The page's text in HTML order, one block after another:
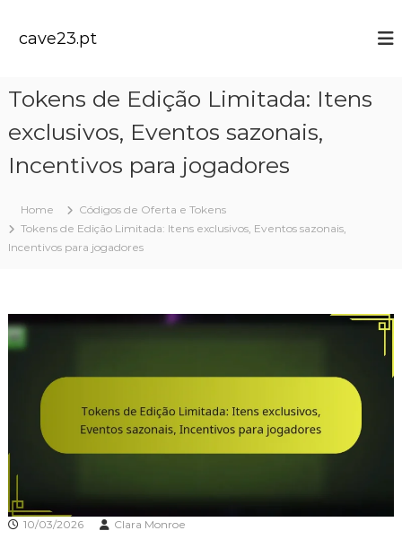
cave23.pt
Tokens de Edição Limitada: Itens
exclusivos, Eventos sazonais,
Incentivos para jogadores
Home
Códigos de Oferta e Tokens
Tokens de Edição Limitada: Itens exclusivos, Eventos sazonais,
Incentivos para jogadores
10/03/2026 Clara Monroe